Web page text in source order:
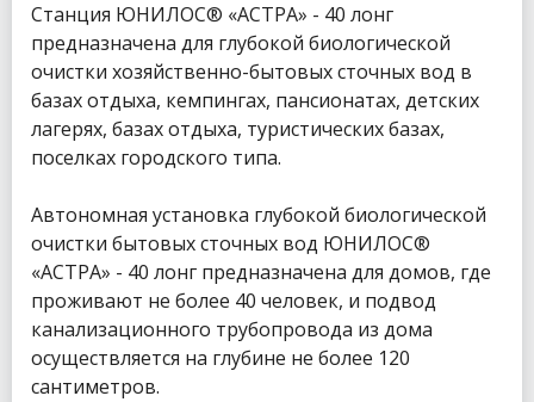
Станция ЮНИЛОС® «АСТРА» - 40 лонг
предназначена для глубокой биологической
очистки хозяйственно-бытовых сточных вод в
базах отдыха, кемпингах, пансионатах, детских
лагерях, базах отдыха, туристических базах,
поселках городского типа.
Автономная установка глубокой биологической
очистки бытовых сточных вод ЮНИЛОС®
«АСТРА» - 40 лонг предназначена для домов, где
проживают не более 40 человек, и подвод
канализационного трубопровода из дома
осуществляется на глубине не более 120
сантиметров.